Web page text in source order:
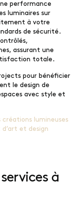
performance
luminaires sur
à votre
de sécurité.
assurant une
totale.
pour bénéficier
le design de
avec style et
créations lumineuses
et design
à